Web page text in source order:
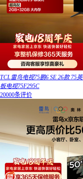
TCL雷鸟电视75鹏6 SE 26款 75
板电视75F295C
20000条评价